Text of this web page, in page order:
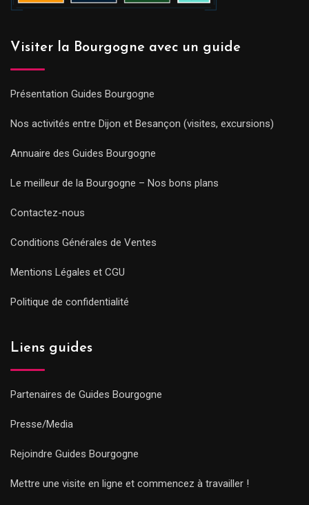
Visiter la Bourgogne avec un guide
Présentation Guides Bourgogne
Nos activités entre Dijon et Besançon (visites, excursions)
Annuaire des Guides Bourgogne
Le meilleur de la Bourgogne – Nos bons plans
Contactez-nous
Conditions Générales de Ventes
Mentions Légales et CGU
Politique de confidentialité
Liens guides
Partenaires de Guides Bourgogne
Presse/Media
Rejoindre Guides Bourgogne
Mettre une visite en ligne et commencez à travailler !